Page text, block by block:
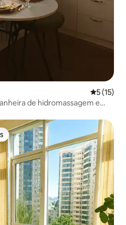
5 de uma
5 (15)
de hidromassagem e
dos hóspedes